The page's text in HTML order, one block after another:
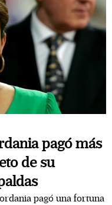
pagó más
de su
pagó una fortuna